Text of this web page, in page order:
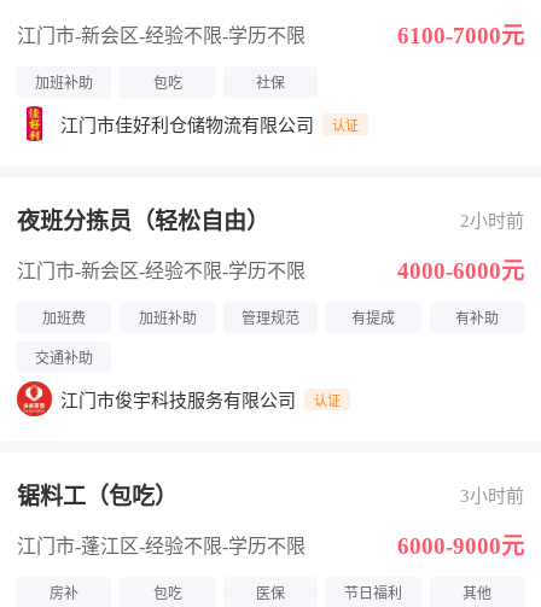
江门市-新会区-经验不限-学历不限 6100-7000元
加班补助 包吃 社保
江门市佳好利仓储物流有限公司 认证
夜班分拣员（轻松自由） 2小时前
江门市-新会区-经验不限-学历不限 4000-6000元
加班费 加班补助 管理规范 有提成 有补助
交通补助
江门市俊宇科技服务有限公司 认证
锯料工（包吃） 3小时前
江门市-蓬江区-经验不限-学历不限 6000-9000元
房补 包吃 医保 节日福利 其他